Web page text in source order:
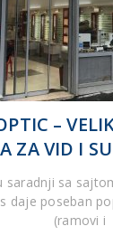
–
ZA VID I
saradnji sa
daje poseban
(ramovi i